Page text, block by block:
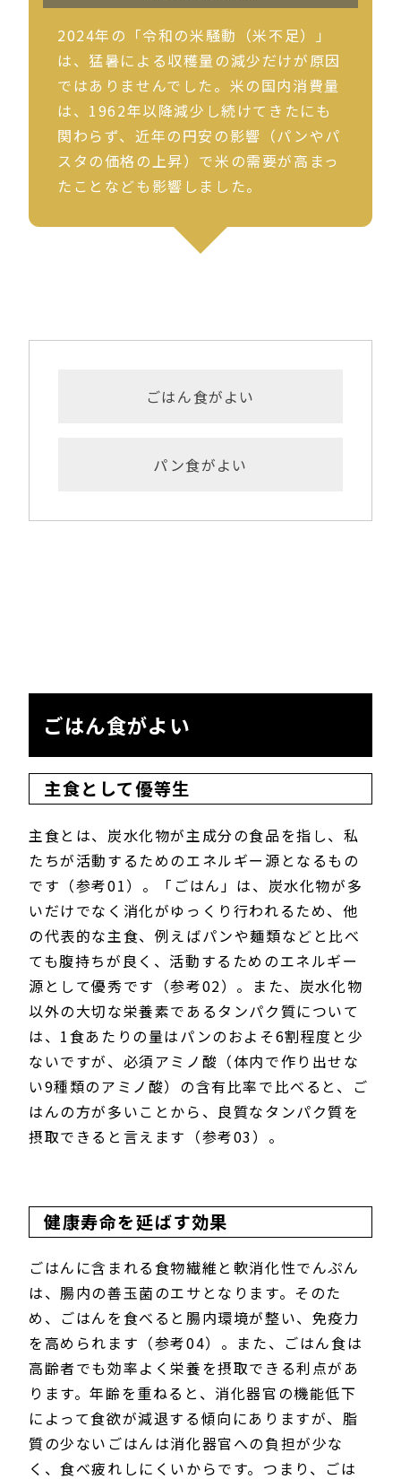
2024年の「令和の米騒動（米不足）」
は、猛暑による収穫量の減少だけが原因
ではありませんでした。米の国内消費量
は、1962年以降減少し続けてきたにも
関わらず、近年の円安の影響（パンやパ
スタの価格の上昇）で米の需要が高まっ
たことなども影響しました。
ごはん食がよい
パン食がよい
ごはん食がよい
主食として優等生
主食とは、炭水化物が主成分の食品を指し、私
たちが活動するためのエネルギー源となるもの
です（参考01）。「ごはん」は、炭水化物が多
いだけでなく消化がゆっくり行われるため、他
の代表的な主食、例えばパンや麺類などと比べ
ても腹持ちが良く、活動するためのエネルギー
源として優秀です（参考02）。また、炭水化物
以外の大切な栄養素であるタンパク質について
は、1食あたりの量はパンのおよそ6割程度と少
ないですが、必須アミノ酸（体内で作り出せな
い9種類のアミノ酸）の含有比率で比べると、ご
はんの方が多いことから、良質なタンパク質を
摂取できると言えます（参考03）。
健康寿命を延ばす効果
ごはんに含まれる食物繊維と軟消化性でんぷん
は、腸内の善玉菌のエサとなります。そのた
め、ごはんを食べると腸内環境が整い、免疫力
を高められます（参考04）。また、ごはん食は
高齢者でも効率よく栄養を摂取できる利点があ
ります。年齢を重ねると、消化器官の機能低下
によって食欲が減退する傾向にありますが、脂
質の少ないごはんは消化器官への負担が少な
く、食べ疲れしにくいからです。つまり、ごは